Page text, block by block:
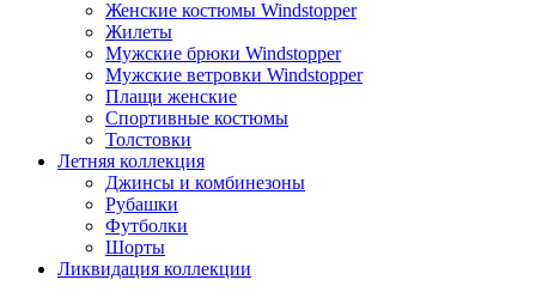
Женские костюмы Windstopper
Жилеты
Мужские брюки Windstopper
Мужские ветровки Windstopper
Плащи женские
Спортивные костюмы
Толстовки
Летняя коллекция
Джинсы и комбинезоны
Рубашки
Футболки
Шорты
Ликвидация коллекции